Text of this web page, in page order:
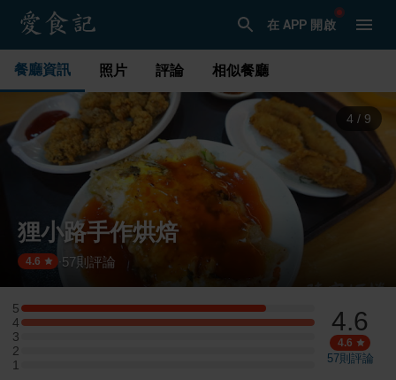
在 APP 開啟
餐廳資訊 照片 評論 相似餐廳
4 / 9
狸小路手作烘焙
4.6 57則評論
5
5 星：5 則評論
4
4 星：6 則評論
3
3 星：0 則評論
2
2 星：0 則評論
1
1 星：0 則評論
4.6
4.6
57則評論